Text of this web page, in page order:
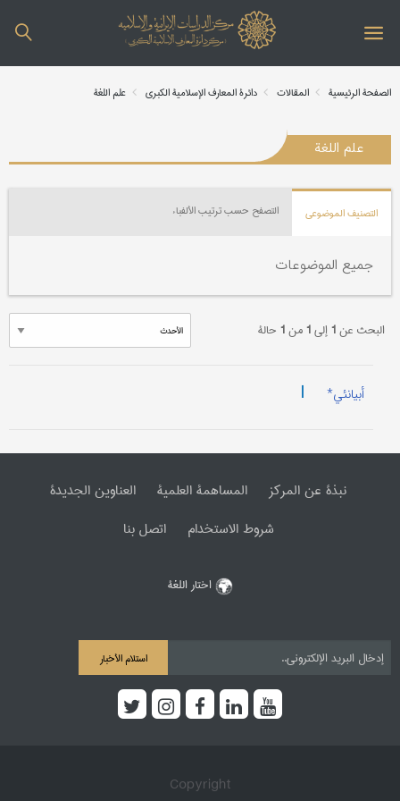
الصفحة الرئیسیة المقالات دائرة المعارف الإسلامیة الکبری علم اللغة
علم اللغة
التصنیف الموضوعي التصفح حسب ترتیب الألفباء
جمیع الموضوعات
البحث عن1إلی1من1 حالة
أبیانئي* |
نبذة عن المرکز المساهمة العلمیة
العناوین الجدیدة
شروط الاستخدام
اتصل بنا
اختار اللغة
استلام الأخبار
Copyright